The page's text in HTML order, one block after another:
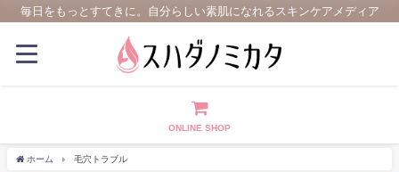
毎日をもっとすてきに。自分らしい素肌になれるスキンケアメディア
ONLINE SHOP
ホーム 毛穴トラブル